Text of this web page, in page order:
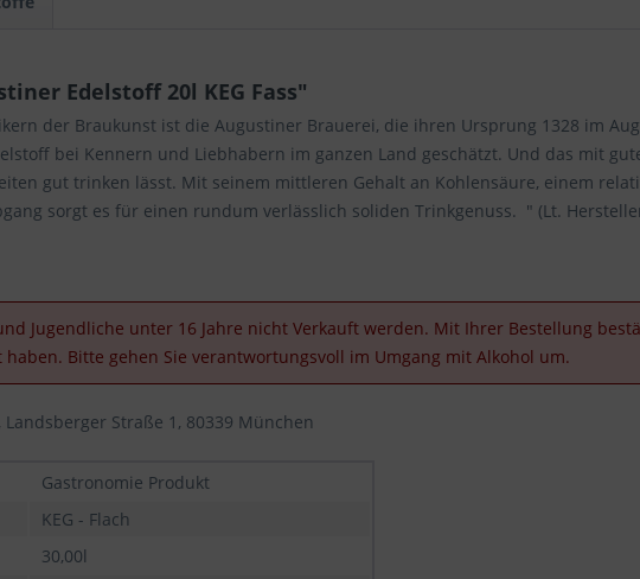
Edelstoff 20l KEG Fass"
der Braukunst ist die Augustiner Brauerei, die ihren Ursprung 1328 im
bei Kennern und Liebhabern im ganzen Land geschätzt. Und das mit
gut trinken lässt. Mit seinem mittleren Gehalt an Kohlensäure, einem
sorgt es für einen rundum verlässlich soliden Trinkgenuss. " (Lt.
Jugendliche unter 16 Jahre nicht Verkauft werden. Mit Ihrer Bestellung
Bitte gehen Sie verantwortungsvoll im Umgang mit Alkohol um.
Straße 1, 80339 München
Gastronomie Produkt
KEG - Flach
30,00l